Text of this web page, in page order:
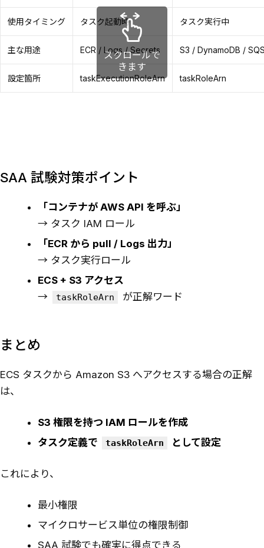
使用タイミング タスク起動時 タスク実行中
主な用途 ECR / Logs / Secrets S3 / DynamoDB /
設定箇所 taskExecutionRoleArn taskRoleArn
スクロールで
きます
SAA 試験対策ポイント
「コンテナが AWS API を呼ぶ」
→ タスク IAM ロール
「ECR から pull / Logs 出力」
→ タスク実行ロール
ECS + S3 アクセス
→
taskRoleArn が正解ワード
まとめ
ECS タスクから Amazon S3 へアクセスする場合の正解
は、
S3 権限を持つ IAM ロールを作成
タスク定義で
taskRoleArn として設定
これにより、
最小権限
マイクロサービス単位の権限制御
SAA 試験でも確実に得点できる